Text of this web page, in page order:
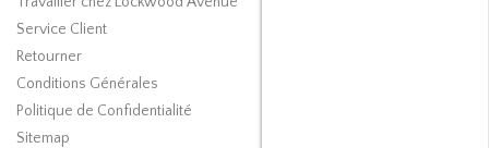
Service Client
Retourner
Conditions Générales
Politique de Confidentialité
Sitemap